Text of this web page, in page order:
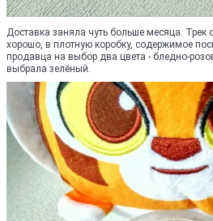
Доставка заняла чуть больше месяца. Трек
хорошо, в плотную коробку, содержимое
продавца на выбор два цвета - бледно-
выбрала зелёный.